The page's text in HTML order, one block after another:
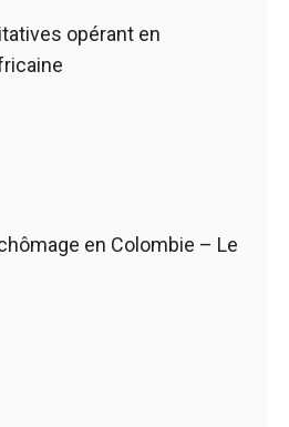
opérant en
en Colombie – Le